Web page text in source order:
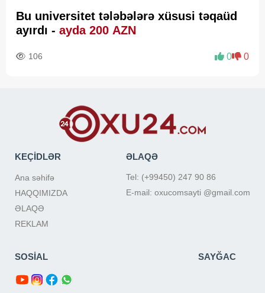
Bu universitet tələbələrə xüsusi təqaüd
ayırdı - ayda 200 AZN
106 0 0
KEÇİDLƏR
Ana səhifə
HAQQIMIZDA
ƏLAQƏ
REKLAM
ƏLAQƏ
Tel: (+99450) 247 90 86
E-mail: oxucomsayti @gmail.com
SOSİAL SAYĞAC